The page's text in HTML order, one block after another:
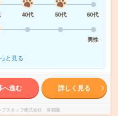
40代 50代
60代
男性
と見る
へ進む 詳しく見る
プスタッフ株式会社 首都圏